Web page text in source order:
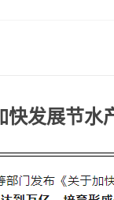
发展节水